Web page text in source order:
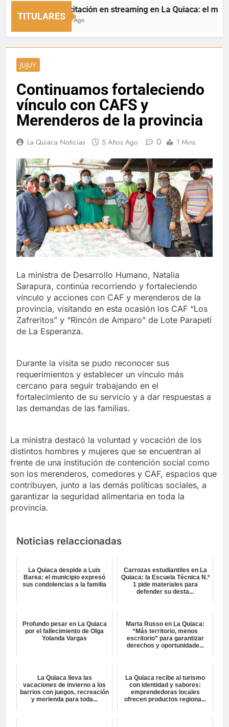
TITULARES
Capacitación en streaming en La Quiaca: el
2 Horas Ago
JUJUY
Continuamos fortaleciendo
vínculo con CAFS y
Merenderos de la provincia
La Quiaca Noticias 5 Años Ago 0 1 Mins
La ministra de Desarrollo Humano, Natalia
Sarapura, continúa recorriendo y fortaleciendo
vínculo y acciones con CAF y merenderos de la
provincia, visitando en esta ocasión los CAF “Los
Zafreritos” y “Rincón de Amparo” de Lote Parapeti
de La Esperanza.
Durante la visita se pudo reconocer sus
requerimientos y establecer un vínculo más
cercano para seguir trabajando en el
fortalecimiento de su servicio y a dar respuestas a
las demandas de las familias.
La ministra destacó la voluntad y vocación de los
distintos hombres y mujeres que se encuentran al
frente de una institución de contención social como
son los merenderos, comedores y CAF, espacios que
contribuyen, junto a las demás políticas sociales, a
garantizar la seguridad alimentaria en toda la
provincia.
Noticias relaccionadas
La Quiaca despide a Luis
Barea: el municipio expresó
sus condolencias a la familia
Carrozas estudiantiles en La
Quiaca: la Escuela Técnica N.º
1 pide materiales para
defender su desta...
Profundo pesar en La Quiaca
por el fallecimiento de Olga
Yolanda Vargas
Marta Russo en La Quiaca:
“Más territorio, menos
escritorio” para garantizar
derechos y oportunidade...
La Quiaca lleva las
vacaciones de invierno a los
barrios con juegos, recreación
y merienda para toda...
La Quiaca recibe al turismo
con identidad y sabores:
emprendedoras locales
ofrecen productos regiona...